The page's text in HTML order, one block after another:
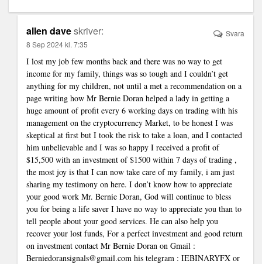
allen daveskriver:
8 Sep 2024 kl. 7:35
I lost my job few months back and there was no way to get
income for my family, things was so tough and I couldn’t get
anything for my children, not until a met a recommendation on a
page writing how Mr Bernie Doran helped a lady in getting a
huge amount of profit every 6 working days on trading with his
management on the cryptocurrency Market, to be honest I was
skeptical at first but I took the risk to take a loan, and I contacted
him unbelievable and I was so happy I received a profit of
$15,500 with an investment of $1500 within 7 days of trading ,
the most joy is that I can now take care of my family, i am just
sharing my testimony on here. I don’t know how to appreciate
your good work Mr. Bernie Doran, God will continue to bless
you for being a life saver I have no way to appreciate you than to
tell people about your good services. He can also help you
recover your lost funds, For a perfect investment and good return
on investment contact Mr Bernie Doran on Gmail :
Berniedoransignals@gmail.com his telegram : IEBINARYFX or
Svara